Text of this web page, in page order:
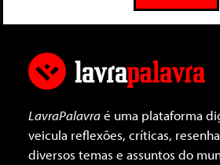
LavraPalavraé uma plataforma
veicula reflexões, críticas,
diversos temas e assuntos do